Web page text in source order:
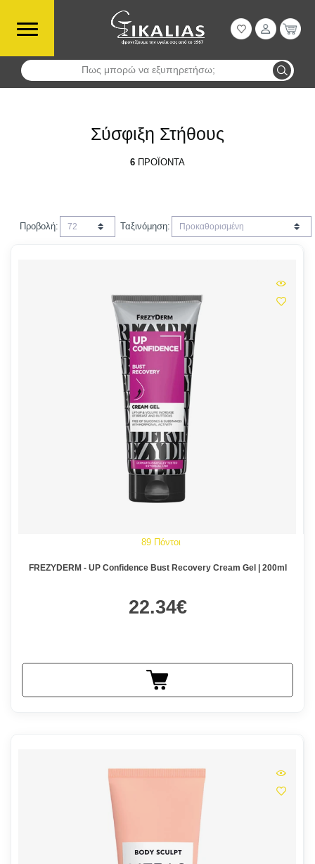
Πως μπορώ να εξυπηρετήσω;
Αναζήτηση
Σύσφιξη Στήθους
6 ΠΡΟΪΌΝΤΑ
Προβολή: Ταξινόμηση:
89 Πόντοι
FREZYDERM - UP Confidence Bust Recovery Cream Gel | 200ml
22.34€